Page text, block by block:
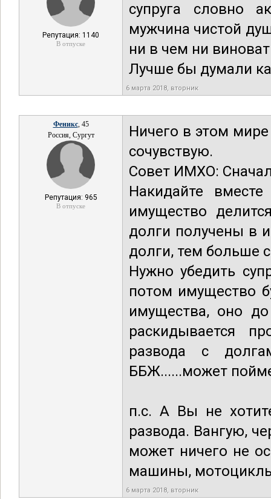
Репутация: 1140
В отпуске
супруга словно
мужчина чистой
ни в чем ни
Лучше бы думали
6 марта 2018, вторник
Феникс, 45
Россия, Сургут
Репутация: 965
В отпуске
Ничего в этом
сочувствую.
Совет ИМХО:
Накидайте
имущество
долги получены в
долги, тем больше
Нужно убедить
потом имущество
имущества, оно
раскидывается
развода с
ББЖ......может
п.с. А Вы не
развода. Вангую,
может ничего не
машины,
6 марта 2018, вторник